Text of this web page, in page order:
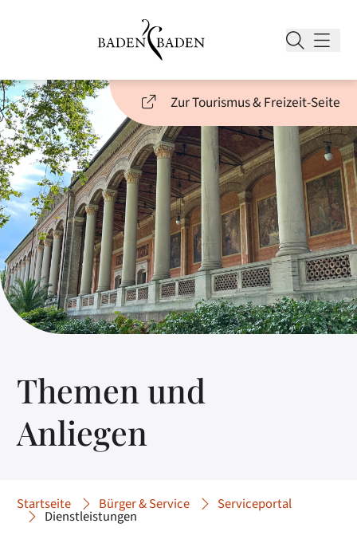
Zur Tourismus & Freizeit-Seite
Themen und
Anliegen
Startseite Bürger & Service Serviceportal
Dienstleistungen